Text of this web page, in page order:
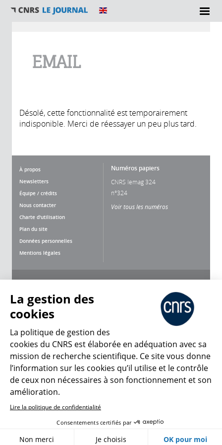
EMAIL
Désolé, cette fonctionnalité est temporairement
indisponible. Merci de réessayer un peu plus tard.
À propos
Newsletters
Équipe / crédits
Nous contacter
Charte d'utilisation
Plan du site
Données personnelles
Mentions légales
Numéros papiers
CNRS lemag 324
n°324
Voir tous les numéros
CNRS Le Mag
© 2026, CNRS
Créer un compte Se connecter
Gestion des cookies
La gestion des
cookies
La politique de gestion des
cookies du CNRS est élaborée en adéquation avec sa
mission de recherche scientifique. Ce site vous donne
l’information sur les cookies qu’il utilise et le contrôle
de ceux non nécessaires à son fonctionnement et son
amélioration.
Lire la politique de confidentialité
Consentements certifiés par
Non merci Je choisis OK pour moi